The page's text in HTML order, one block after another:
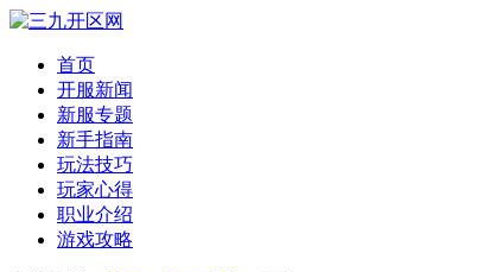
首页
开服新闻
新服专题
新手指南
玩法技巧
玩家心得
职业介绍
游戏攻略